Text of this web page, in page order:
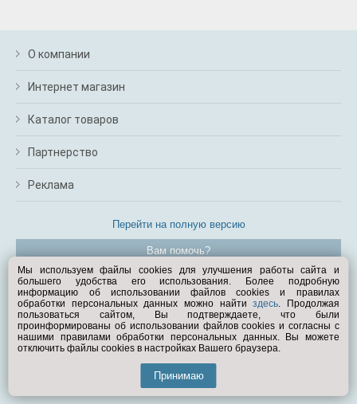
О компании
Интернет магазин
Каталог товаров
Партнерство
Реклама
Перейти на полную версию
Вам помочь?
© Exist.ru 1998—2026
Мы используем файлы cookies для улучшения работы сайта и
большего удобства его использования. Более подробную
информацию об использовании файлов cookies и правилах
обработки персональных данных можно найтиздесь. Продолжая
пользоваться сайтом, Вы подтверждаете, что были
проинформированы об использовании файлов cookies и согласны с
нашими правилами обработки персональных данных. Вы можете
отключить файлы cookies в настройках Вашего браузера.
Принимаю